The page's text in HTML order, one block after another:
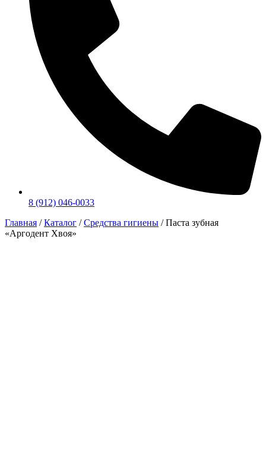
8 (912) 046-0033
Главная / Каталог / Средства гигиены / Паста зубная
«Аргодент Хвоя»